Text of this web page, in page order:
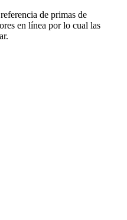
de primas de
en línea por lo cual las